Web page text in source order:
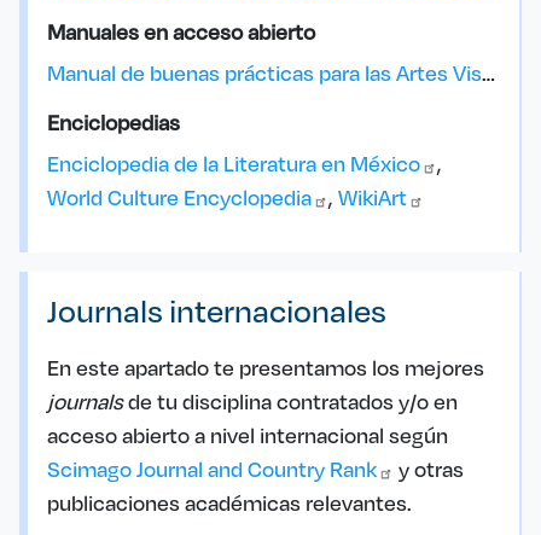
Manuales en acceso abierto
Manual de buenas prácticas para las Artes Visuales: prácticas artísticas & espacios de
Enciclopedias
Enciclopedia de la Literatura enMéxico
World Culture Encyclopedia WikiArt
Journals internacionales
En este apartado te presentamos los mejores
journalsde tu disciplina contratados y/o en
acceso abierto a nivel internacional según
Scimago Journal and CountryRank
y otras
publicaciones académicas relevantes.